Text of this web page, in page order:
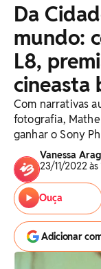
Da
mundo:
L8,
cineasta
Com narrativas
fotografia,
ganhar o Sony
Vanessa
23/11/2022
Ouça
Adicionar